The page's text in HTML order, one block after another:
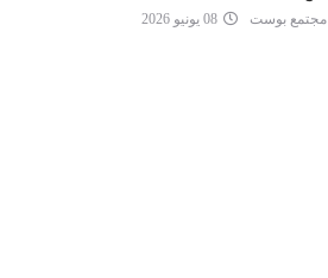
مجتمع بوست 08 يونيو 2026